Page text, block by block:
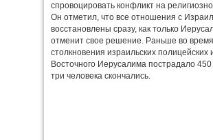
спровоцировать конфликт на
Он отметил, что все отношения с
восстановлены сразу, как только
отменит свое решение. Раньше во время
столкновения израильских полицейских
Восточного Иерусалима пострадало 450
три человека скончались.